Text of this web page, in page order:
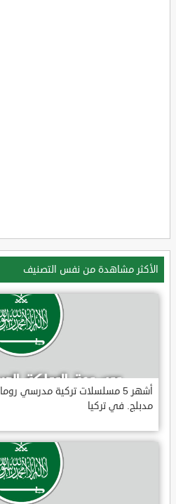
الأكثر مشاهدة من نفس التصنيف
أشهر 5 مسلسلات تركية
مدبلج. في تركيا